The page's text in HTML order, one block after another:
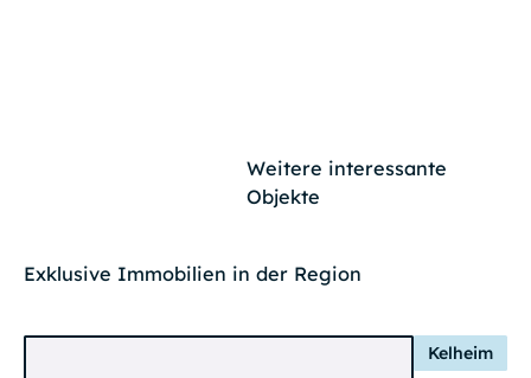
Weitere interessante
Objekte
Exklusive Immobilien in der Region
Kelheim